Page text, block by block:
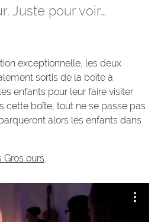
Juste pour voir…
exceptionnelle, les deux
sortis de la boîte à
enfants pour leur faire visiter
cette boîte, tout ne se passe pas
alors les enfants dans
ours.